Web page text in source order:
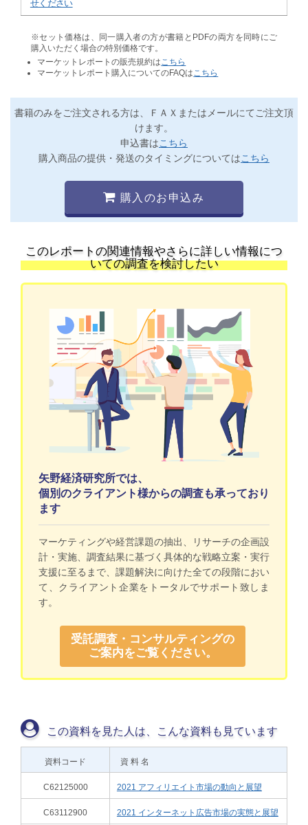
せください
※セット価格は、同一購入者の方が書籍とPDFの両方を同時にご
購入いただく場合の特別価格です。
マーケットレポートの販売規約は こちら
マーケットレポート購入についてのFAQは こちら
書籍のみをご注文される方は、ＦＡＸまたはメールにてご注文頂
けます。
申込書はこちら
購入商品の提供・発送のタイミングについてはこちら
購入のお申込み
このレポートの関連情報やさらに詳しい情報につ
いての調査を検討したい
矢野経済研究所では、
個別のクライアント様からの調査も承っており
ます
マーケティングや経営課題の抽出、リサーチの企画設
計・実施、調査結果に基づく具体的な戦略立案・実行
支援に至るまで、課題解決に向けた全ての段階におい
て、クライアント企業をトータルでサポート致しま
す。
受託調査・コンサルティングの
ご案内をご覧ください。
この資料を見た人は、こんな資料も見ています
資料コード 資 料 名
C62125000 2021 アフィリエイト市場の動向と展望
C63112900 2021 インターネット広告市場の実態と展望